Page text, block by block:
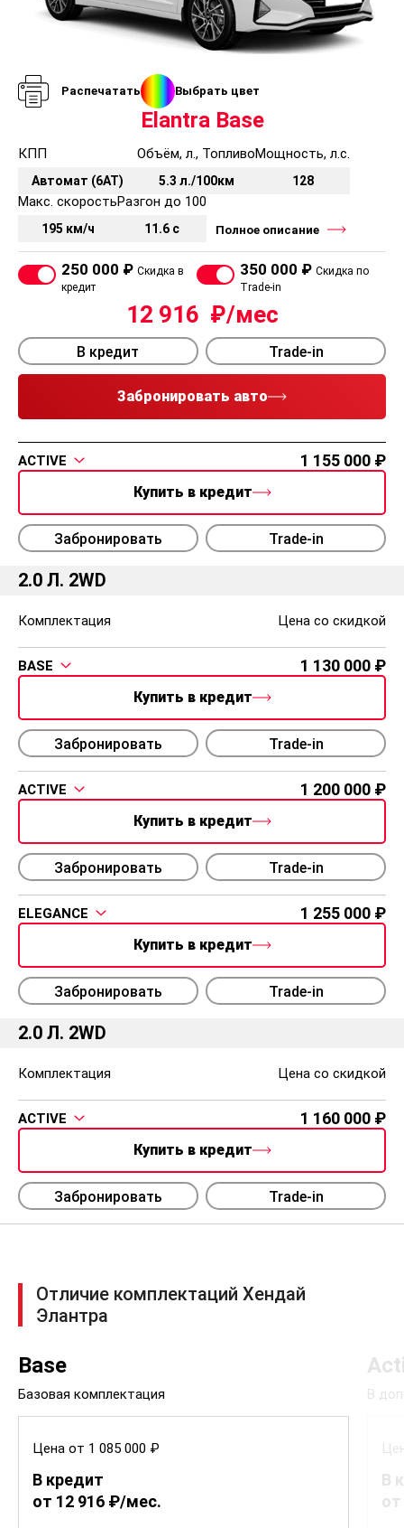
Распечатать Выбрать цвет
Elantra Base
КПП
Автомат (6АТ)
Объём, л., Топливо
5.3 л./100км
Мощность, л.с.
128
Макс. скорость
195 км/ч
Разгон до 100
11.6 с Полное описание
250 000 ₽ Скидка в
кредит
350 000 ₽ Скидка по
Trade-in
12 916
В кредит Trade-in
Забронировать авто
ACTIVE 1 155 000
Купить в кредит
Забронировать Trade-in
2.0 Л. 2WD
Комплектация Цена со скидкой
BASE 1 130 000
Купить в кредит
Забронировать Trade-in
ACTIVE 1 200 000
Купить в кредит
Забронировать Trade-in
ELEGANCE 1 255 000
Купить в кредит
Забронировать Trade-in
2.0 Л. 2WD
Комплектация Цена со скидкой
ACTIVE 1 160 000
Купить в кредит
Забронировать Trade-in
Отличие комплектаций Хендай
Элантра
Base
Базовая комплектация
Цена от 1 085 000 ₽
В кредит
от 12 916 ₽/мес.
В
В